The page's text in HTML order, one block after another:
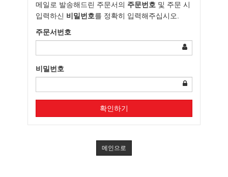
메일로 발송해드린 주문서의 주문번호 및 주문 시
입력하신 비밀번호를 정확히 입력해주십시오.
주문서번호
비밀번호
확인하기
메인으로